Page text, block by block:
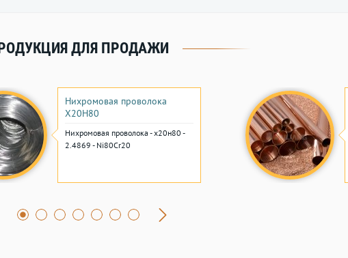
ДЛЯ ПРОДАЖИ
Нихромовая проволока
Х20Н80
Нихромовая проволока - х20н80 -
2.4869 - Ni80Cr20